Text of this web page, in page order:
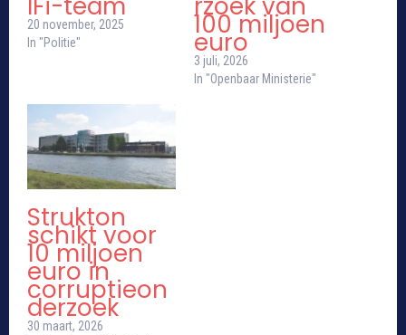
IFi-team
20 november, 2025
In "Politie"
rzoek van
100 miljoen
euro
3 juli, 2026
In "Openbaar Ministerie"
Strukton
schikt voor
10 miljoen
euro in
corruptieon
derzoek
30 maart, 2026